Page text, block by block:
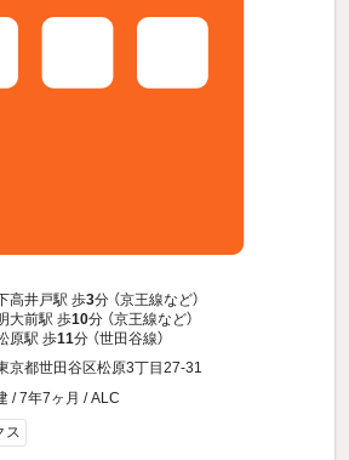
高井戸駅 歩3分 （京王線など）
大前駅 歩10分 （京王線など）
原駅 歩11分 （世田谷線）
京都世田谷区松原3丁目27-31
/ 7年7ヶ月 / ALC
ス